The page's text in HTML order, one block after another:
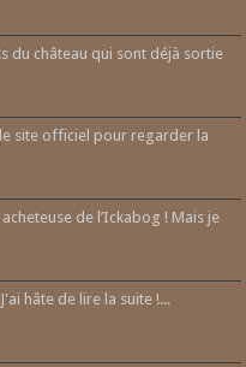
du château qui sont déjà sortie
site officiel pour regarder la
de l’Ickabog ! Mais je
hâte de lire la suite !...